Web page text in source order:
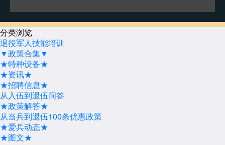
分类浏览
退役军人技能培训
▼政策合集▼
★特种设备★
★资讯★
★招聘信息★
从入伍到退伍问答
★政策解答★
从当兵到退伍100条优惠政策
★爱兵动态★
★图文★